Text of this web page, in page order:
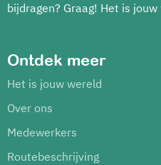
bijdragen? Graag! Het is jouw
Ontdek meer
Het is jouw wereld
Over ons
Medewerkers
Routebeschrijving